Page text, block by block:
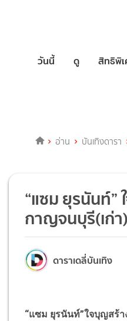
วันนี้ ดู สิทธิพิ
อ่าน บันเทิงดารา
“แซม ยุรนันท์”
กาญจนบุรี(เก่า)
ดาราเดลี่บันเทิง
“แซม ยุรนันท์”ใจบุญสร้า